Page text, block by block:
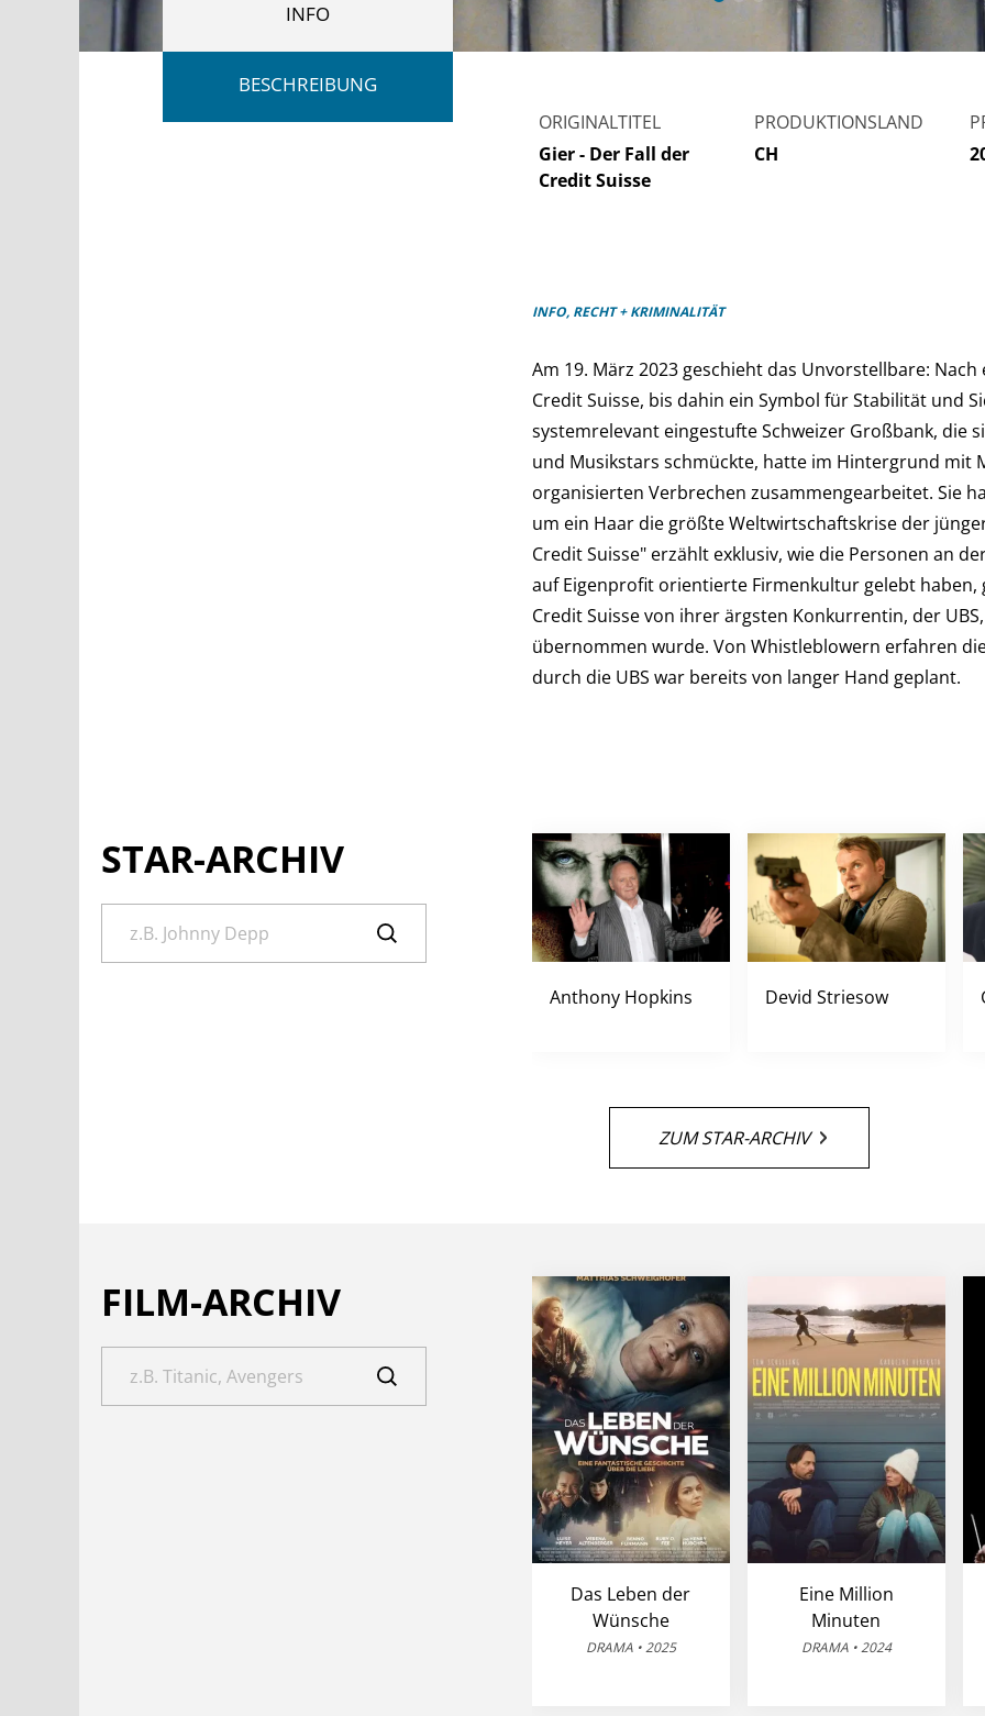
INFO
BESCHREIBUNG
ORIGINALTITEL
Gier - Der Fall der
Credit Suisse
PRODUKTIONSLAND
CH
INFO, RECHT + KRIMINALITÄT
Am 19. März 2023 geschieht das Unvorstellbare:
Credit Suisse, bis dahin ein Symbol für Stabilität und
systemrelevant eingestufte Schweizer Großbank, die
und Musikstars schmückte, hatte im Hintergrund mit
organisierten Verbrechen zusammengearbeitet. Sie
um ein Haar die größte Weltwirtschaftskrise der
Credit Suisse" erzählt exklusiv, wie die Personen an
auf Eigenprofit orientierte Firmenkultur gelebt
Credit Suisse von ihrer ärgsten Konkurrentin, der
übernommen wurde. Von Whistleblowern erfahren
durch die UBS war bereits von langer Hand geplant.
STAR-ARCHIV
Anthony Hopkins Devid Striesow
ZUM STAR-ARCHIV
FILM-ARCHIV
Das Leben der
Wünsche
DRAMA • 2025
Eine Million
Minuten
DRAMA • 2024